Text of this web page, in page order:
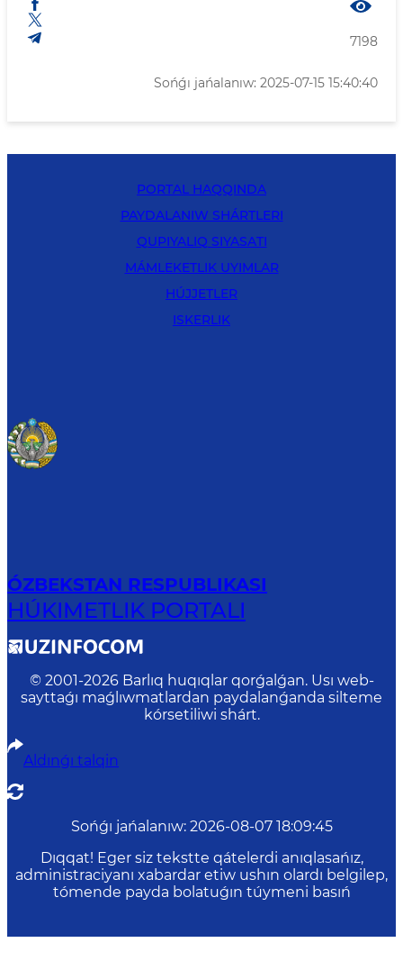
7198
Sońǵı jańalanıw: 2025-07-15 15:40:40
PORTAL HAQQINDA
PAYDALANIW SHÁRTLERI
QUPIYALIQ SIYASATI
MÁMLEKETLIK UYIMLAR
HÚJJETLER
ISKERLIK
ÓZBEKSTAN RESPUBLIKASI
HÚKIMETLIK PORTALI
© 2001-2026 Barlıq huqıqlar qorǵalǵan. Usı web-
sayttaǵı maǵlıwmatlardan paydalanǵanda silteme
kórsetiliwi shárt.
Aldınǵı talqin
Sońǵı jańalanıw: 2026-08-07 18:09:45
Dıqqat! Eger siz tekstte qátelerdi anıqlasańız,
administraciyanı xabardar etiw ushın olardı belgilep,
tómende payda bolatuǵın túymeni basıń